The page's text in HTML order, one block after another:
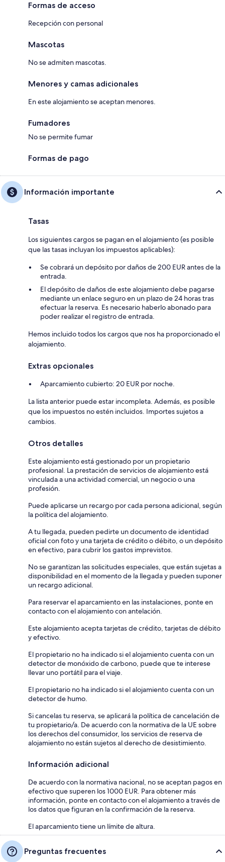
Formas de acceso
Recepción con personal
Mascotas
No se admiten mascotas.
Menores y camas adicionales
En este alojamiento se aceptan menores.
Fumadores
No se permite fumar
Formas de pago
Información importante
Tasas
Los siguientes cargos se pagan en el alojamiento (es posible
que las tasas incluyan los impuestos aplicables):
Se cobrará un depósito por daños de 200 EUR antes de la
entrada.
El depósito de daños de este alojamiento debe pagarse
mediante un enlace seguro en un plazo de 24 horas tras
efectuar la reserva. Es necesario haberlo abonado para
poder realizar el registro de entrada.
Hemos incluido todos los cargos que nos ha proporcionado el
alojamiento.
Extras opcionales
Aparcamiento cubierto: 20 EUR por noche.
La lista anterior puede estar incompleta. Además, es posible
que los impuestos no estén incluidos. Importes sujetos a
cambios.
Otros detalles
Este alojamiento está gestionado por un propietario
profesional. La prestación de servicios de alojamiento está
vinculada a una actividad comercial, un negocio o una
profesión.
Puede aplicarse un recargo por cada persona adicional, según
la política del alojamiento.
A tu llegada, pueden pedirte un documento de identidad
oficial con foto y una tarjeta de crédito o débito, o un depósito
en efectivo, para cubrir los gastos imprevistos.
No se garantizan las solicitudes especiales, que están sujetas a
disponibilidad en el momento de la llegada y pueden suponer
un recargo adicional.
Para reservar el aparcamiento en las instalaciones, ponte en
contacto con el alojamiento con antelación.
Este alojamiento acepta tarjetas de crédito, tarjetas de débito
y efectivo.
El propietario no ha indicado si el alojamiento cuenta con un
detector de monóxido de carbono, puede que te interese
llevar uno portátil para el viaje.
El propietario no ha indicado si el alojamiento cuenta con un
detector de humo.
Si cancelas tu reserva, se aplicará la política de cancelación de
tu propietario/a. De acuerdo con la normativa de la UE sobre
los derechos del consumidor, los servicios de reserva de
alojamiento no están sujetos al derecho de desistimiento.
Información adicional
De acuerdo con la normativa nacional, no se aceptan pagos en
efectivo que superen los 1000 EUR. Para obtener más
información, ponte en contacto con el alojamiento a través de
los datos que figuran en la confirmación de la reserva.
El aparcamiento tiene un límite de altura.
Preguntas frecuentes